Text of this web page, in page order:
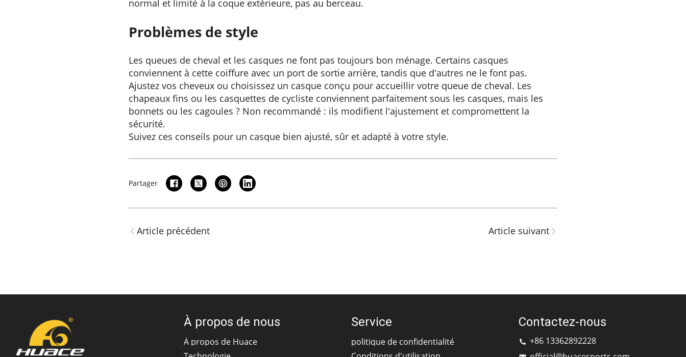
normal et limité à la coque extérieure, pas au berceau.
Problèmes de style
Les queues de cheval et les casques ne font pas toujours bon ménage. Certains casques
conviennent à cette coiffure avec un port de sortie arrière, tandis que d'autres ne le font pas.
Ajustez vos cheveux ou choisissez un casque conçu pour accueillir votre queue de cheval. Les
chapeaux fins ou les casquettes de cycliste conviennent parfaitement sous les casques, mais les
bonnets ou les cagoules ? Non recommandé : ils modifient l'ajustement et compromettent la
sécurité.
Suivez ces conseils pour un casque bien ajusté, sûr et adapté à votre style.
Partager
Article précédent Article suivant
À propos de nous
À propos de Huace
Service
politique de confidentialité
Contactez-nous
+86 13362892228